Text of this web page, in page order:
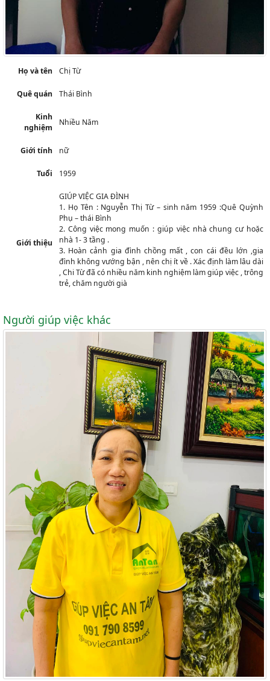
Họ và tên Chị Từ
Quê quán Thái Bình
Kinh
nghiệm
Nhiều Năm
Giới tính nữ
Tuổi 1959
Giới thiệu
GIÚP VIỆC GIA ĐÌNH
1. Họ Tên : Nguyễn Thị Từ – sinh năm 1959 :Quê Quỳnh
Phụ – thái Bình
2. Công việc mong muốn : giúp việc nhà chung cư hoặc
nhà 1- 3 tầng .
3. Hoàn cảnh gia đình chồng mất , con cái đều lớn ,gia
đình không vướng bận , nên chị ít về . Xác định làm lâu dài
, Chi Từ đã có nhiều năm kinh nghiệm làm giúp việc , trông
trẻ, chăm người già
Người giúp việc khác